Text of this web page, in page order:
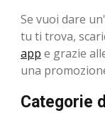
Se vuoi dare
tu ti trova,
app e grazie
una
Categorie